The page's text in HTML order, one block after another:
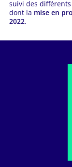
suivi des
dont la mise en
2022.